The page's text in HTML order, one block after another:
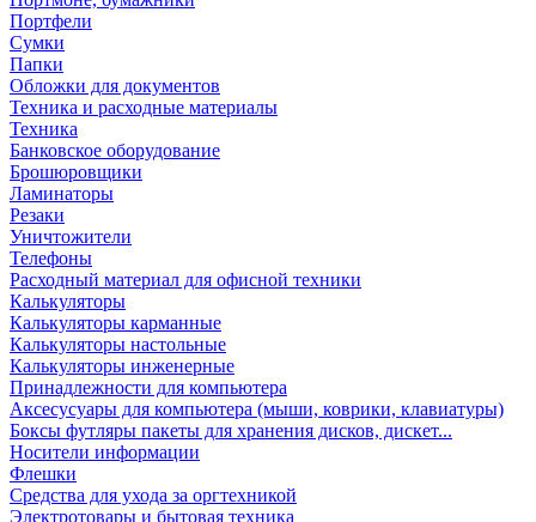
Портфели
Сумки
Папки
Обложки для документов
Техника и расходные материалы
Техника
Банковское оборудование
Брошюровщики
Ламинаторы
Резаки
Уничтожители
Телефоны
Расходный материал для офисной техники
Калькуляторы
Калькуляторы карманные
Калькуляторы настольные
Калькуляторы инженерные
Принадлежности для компьютера
Аксесусуары для компьютера (мыши, коврики, клавиатуры)
Боксы футляры пакеты для хранения дисков, дискет...
Носители информации
Флешки
Средства для ухода за оргтехникой
Электротовары и бытовая техника